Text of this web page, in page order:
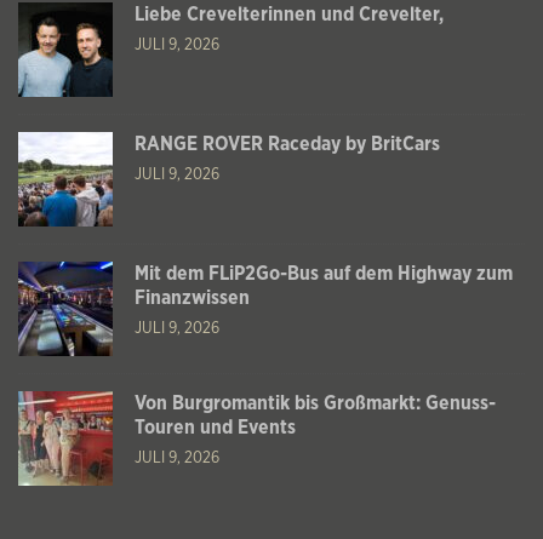
Liebe Crevelterinnen und Crevelter,
JULI 9, 2026
RANGE ROVER Raceday by BritCars
JULI 9, 2026
Mit dem FLiP2Go-Bus auf dem Highway zum
Finanzwissen
JULI 9, 2026
Von Burgromantik bis Großmarkt: Genuss-
Touren und Events
JULI 9, 2026